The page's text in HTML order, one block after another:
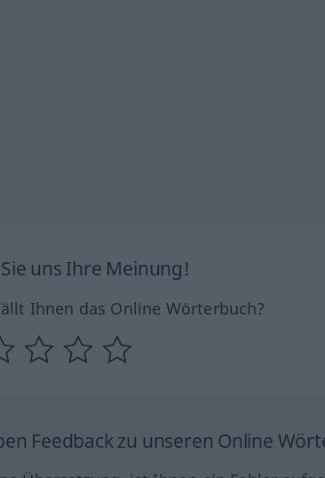
uns Ihre Meinung!
Ihnen das Online Wörterbuch?
Feedback zu unseren Online